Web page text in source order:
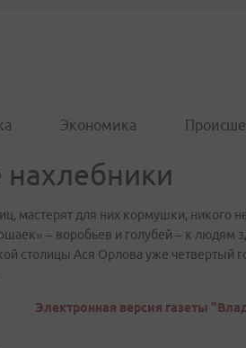
Экономика
мастерят для них кормушки, никого
– воробьев и голубей – к людям
столицы Ася Орлова уже четвертый
Электронная версия газеты